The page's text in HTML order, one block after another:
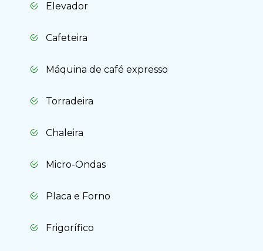
Elevador
Cafeteira
Máquina de café expresso
Torradeira
Chaleira
Micro-Ondas
Placa e Forno
Frigorífico